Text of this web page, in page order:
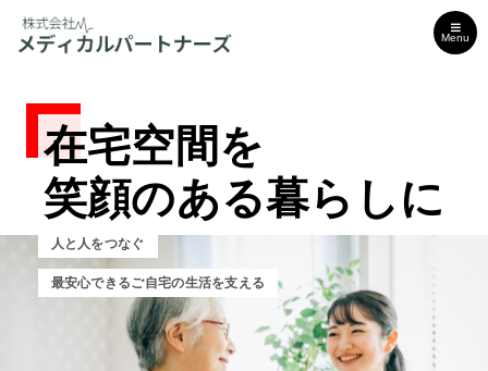
Menu
在宅空間を
笑顔のある暮らしに
人と人をつなぐ
最安心できるご自宅の生活を支える
在宅空間を
笑顔のある暮らしに
人と人をつなぐ
安心できるご自宅の生活を支える
在宅空間を
笑顔のある暮らしに
人と人をつなぐ
安心できるご自宅の生活を支える